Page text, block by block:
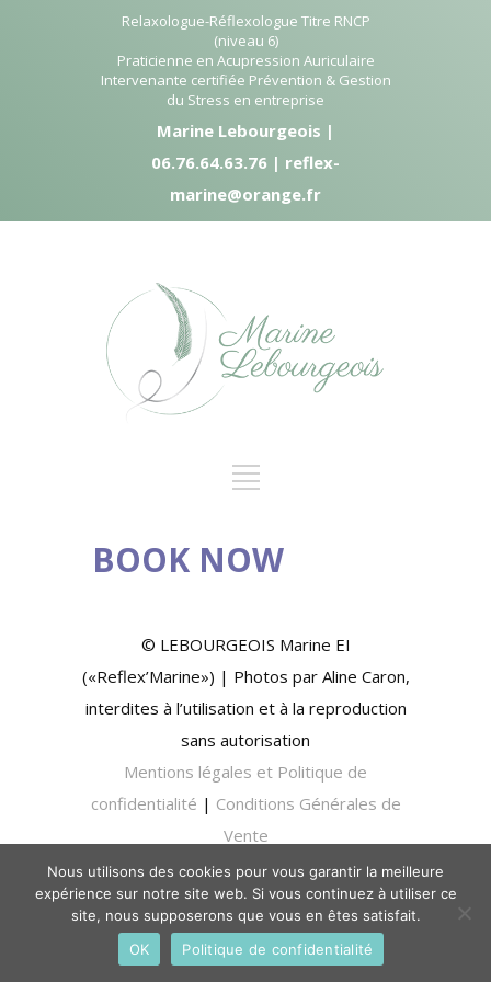
Relaxologue-Réflexologue Titre RNCP
(niveau 6)
Praticienne en Acupression Auriculaire
Intervenante certifiée Prévention & Gestion
du Stress en entreprise
Marine Lebourgeois |
06.76.64.63.76 | reflex-
marine@orange.fr
BOOK NOW
© LEBOURGEOIS Marine EI
(«Reflex’Marine») | Photos par Aline Caron,
interdites à l’utilisation et à la reproduction
sans autorisation
Mentions légales et Politique de
confidentialité | Conditions Générales de
Vente
Nous utilisons des cookies pour vous garantir la meilleure
expérience sur notre site web. Si vous continuez à utiliser ce
site, nous supposerons que vous en êtes satisfait.
OK
Politique de confidentialité